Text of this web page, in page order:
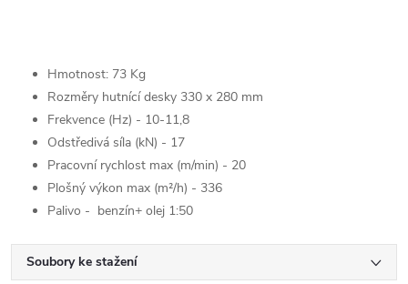
Hmotnost: 73 Kg
Rozměry hutnící desky 330 x 280 mm
Frekvence (Hz) - 10-11,8
Odstředivá síla (kN) - 17
Pracovní rychlost max (m/min) - 20
Plošný výkon max (m²/h) - 336
Palivo - benzín+ olej 1:50
Soubory ke stažení